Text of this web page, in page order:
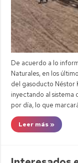
De acuerdo a lo
Naturales, en los
del gasoducto Néstor
inyectando al sistema
por día, lo que
Leer más »